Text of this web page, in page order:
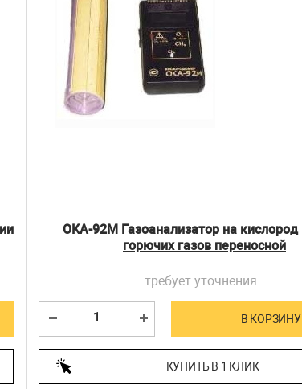
ОКА-92М Газоанализатор на
горючих газов переносной
требует уточнения
В КОРЗИНУ
КУПИТЬ В 1 КЛИК